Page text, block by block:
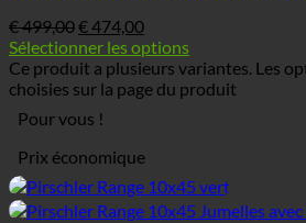
€499,00€474,00
Sélectionner les options
Ce produit a plusieurs variantes. Les
choisies sur la page du produit
Pour vous !
Prix économique